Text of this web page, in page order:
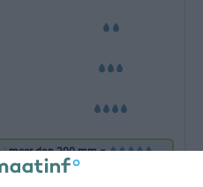
|meer dan 200 mm =